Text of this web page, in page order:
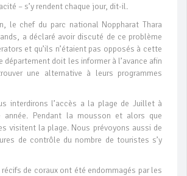
– s’y rendent chaque jour, dit-il.
le chef du parc national Noppharat Thara
a déclaré avoir discuté de ce problème
et qu’ils n’étaient pas opposés à cette
département doit les informer à l’avance afin
une alternative à leurs programmes
interdirons l’accès a la plage de Juillet à
année. Pendant la mousson et alors que
visitent la plage. Nous prévoyons aussi de
de contrôle du nombre de touristes s’y
de coraux ont été endommagés par les